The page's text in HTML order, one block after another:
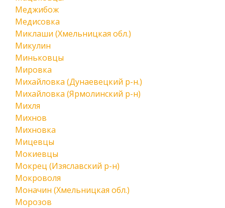
Меджибож
Медисовка
Миклаши (Хмельницкая обл.)
Микулин
Миньковцы
Мировка
Михайловка (Дунаевецкий р-н.)
Михайловка (Ярмолинский р-н)
Михля
Михнов
Михновка
Мицевцы
Мокиевцы
Мокрец (Изяславский р-н)
Мокроволя
Моначин (Хмельницкая обл.)
Морозов